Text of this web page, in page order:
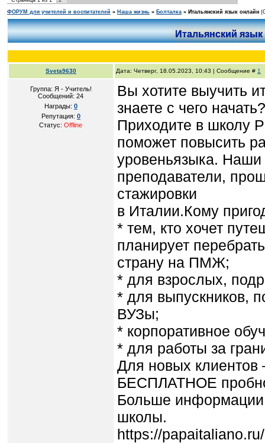
ФОРУМ для учителей и воспитателей » Наша жизнь » Болталка » Итальянский язык онлайн
Итальянский
Sveta9630 Дата: Четверг, 18.05.2023, 10:43 | Сообщение # 1
Группа: Я - Учитель!
Сообщений:24
Награды: 0
Репутация: 0
Статус:Offline
Вы хотите выучить
знаете с чего начать?
Приходите в школу
поможет повысить
уровеньязыка. Наши
преподаватели,
стажировки
в Италии.Кому
* тем, кто хочет
планирует
страну на ПМЖ;
* для взрослых,
* для выпускников,
ВУЗы;
* корпоративное
* для работы за
Для новых клиентов
БЕСПЛАТНОЕ
Больше информации
школы.
https://papaitaliano.ru/